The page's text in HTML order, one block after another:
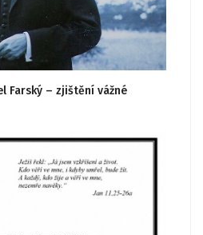
Farský – zjištění vážné